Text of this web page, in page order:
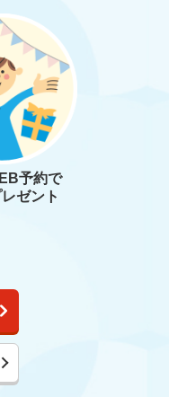
予約で
ゼント